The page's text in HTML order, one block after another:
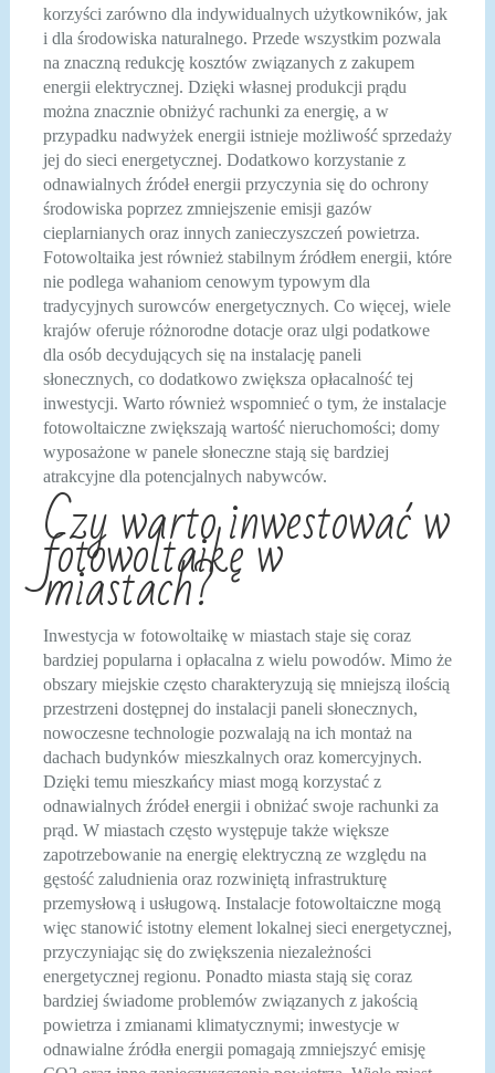
korzyści zarówno dla indywidualnych użytkowników, jak
i dla środowiska naturalnego. Przede wszystkim pozwala
na znaczną redukcję kosztów związanych z zakupem
energii elektrycznej. Dzięki własnej produkcji prądu
można znacznie obniżyć rachunki za energię, a w
przypadku nadwyżek energii istnieje możliwość sprzedaży
jej do sieci energetycznej. Dodatkowo korzystanie z
odnawialnych źródeł energii przyczynia się do ochrony
środowiska poprzez zmniejszenie emisji gazów
cieplarnianych oraz innych zanieczyszczeń powietrza.
Fotowoltaika jest również stabilnym źródłem energii, które
nie podlega wahaniom cenowym typowym dla
tradycyjnych surowców energetycznych. Co więcej, wiele
krajów oferuje różnorodne dotacje oraz ulgi podatkowe
dla osób decydujących się na instalację paneli
słonecznych, co dodatkowo zwiększa opłacalność tej
inwestycji. Warto również wspomnieć o tym, że instalacje
fotowoltaiczne zwiększają wartość nieruchomości; domy
wyposażone w panele słoneczne stają się bardziej
atrakcyjne dla potencjalnych nabywców.
Czy warto inwestować w
fotowoltaikę w
miastach?
Inwestycja w fotowoltaikę w miastach staje się coraz
bardziej popularna i opłacalna z wielu powodów. Mimo że
obszary miejskie często charakteryzują się mniejszą ilością
przestrzeni dostępnej do instalacji paneli słonecznych,
nowoczesne technologie pozwalają na ich montaż na
dachach budynków mieszkalnych oraz komercyjnych.
Dzięki temu mieszkańcy miast mogą korzystać z
odnawialnych źródeł energii i obniżać swoje rachunki za
prąd. W miastach często występuje także większe
zapotrzebowanie na energię elektryczną ze względu na
gęstość zaludnienia oraz rozwiniętą infrastrukturę
przemysłową i usługową. Instalacje fotowoltaiczne mogą
więc stanowić istotny element lokalnej sieci energetycznej,
przyczyniając się do zwiększenia niezależności
energetycznej regionu. Ponadto miasta stają się coraz
bardziej świadome problemów związanych z jakością
powietrza i zmianami klimatycznymi; inwestycje w
odnawialne źródła energii pomagają zmniejszyć emisję